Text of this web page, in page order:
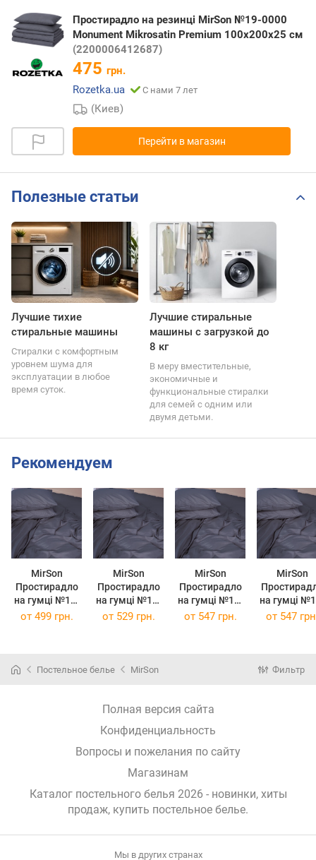
Простирадло на резинці MirSon №19-0000
Monument Mikrosatin Premium 100x200x25 см
(2200006412687)
475 грн.
Rozetka.ua
С нами 7 лет
(Киев)
Перейти в магазин
Полезные статьи
Лучшие тихие
стиральные машины
Стиралки с комфортным
уровнем шума для
эксплуатации в любое
время суток.
Лучшие стиральные
машины с загрузкой до
8 кг
В меру вместительные,
экономичные и
функциональные стиралки
для семей с одним или
двумя детьми.
Рекомендуем
MirSon
Простирадло
на гумці №19-
0000
190 см
MirSon
Простирадло
на гумці №19-
0000
190 см
MirSon
Простирадло
на гумці №19-
0000
MirSon
на гумці №19-
0000
200 см
от 499 грн. от 529 грн. от 547 грн. от 547
Постельное белье MirSon Фильтр
Полная версия сайта
Конфиденциальность
Вопросы и пожелания по сайту
Магазинам
Каталог постельного белья 2026 - новинки, хиты
продаж, купить постельное белье.
Мы в других странах